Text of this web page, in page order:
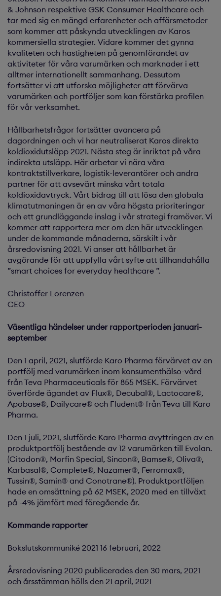
& Johnson respektive GSK Consumer Healthcare och
tar med sig en mängd erfarenheter och affärsmetoder
som kommer att påskynda utvecklingen av Karos
kommersiella strategier. Vidare kommer det gynna
kvaliteten och hastigheten på genomförandet av
aktiviteter för våra varumärken och marknader i ett
alltmer internationellt sammanhang. Dessutom
fortsätter vi att utforska möjligheter att förvärva
varumärken och portföljer som kan förstärka profilen
för vår verksamhet.
Hållbarhetsfrågor fortsätter avancera på
dagordningen och vi har neutraliserat Karos direkta
koldioxidutsläpp 2021. Nästa steg är inriktat på våra
indirekta utsläpp. Här arbetar vi nära våra
kontraktstillverkare, logistik-leverantörer och andra
partner för att avsevärt minska vårt totala
koldioxidavtryck. Vårt bidrag till att lösa den globala
klimatutmaningen är en av våra högsta prioriteringar
och ett grundläggande inslag i vår strategi framöver. Vi
kommer att rapportera mer om den här utvecklingen
under de kommande månaderna, särskilt i vår
årsredovisning 2021. Vi anser att hållbarhet är
avgörande för att uppfylla vårt syfte att tillhandahålla
”smart choices for everyday healthcare ”.
Christoffer Lorenzen
CEO
Väsentliga händelser under rapportperioden januari-
september
Den 1 april, 2021, slutförde Karo Pharma förvärvet av en
portfölj med varumärken inom konsumenthälso-vård
från Teva Pharmaceuticals för 855 MSEK. Förvärvet
överförde ägandet av Flux®, Decubal®, Lactocare®,
Apobase®, Dailycare® och Fludent® från Teva till Karo
Pharma.
Den 1 juli, 2021, slutförde Karo Pharma avyttringen av en
produktportfölj bestående av 12 varumärken till Evolan.
(Citodon®, Morfin Special, Sincon®, Bamse®, Oliva®,
Karbasal®, Complete®, Nazamer®, Ferromax®,
Tussin®, Samin® and Conotrane®). Produktportföljen
hade en omsättning på 62 MSEK, 2020 med en tillväxt
på -4% jämfört med föregående år.
Kommande rapporter
Bokslutskommuniké 2021 16 februari, 2022
Årsredovisning 2020 publicerades den 30 mars, 2021
och årsstämman hölls den 21 april, 2021